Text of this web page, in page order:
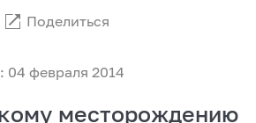
04 февраля 2014
Поделиться
месторождению